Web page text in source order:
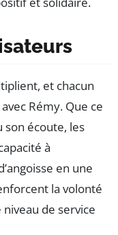
et chacun
Rémy. Que ce
son écoute, les
à
en une
la volonté
de service